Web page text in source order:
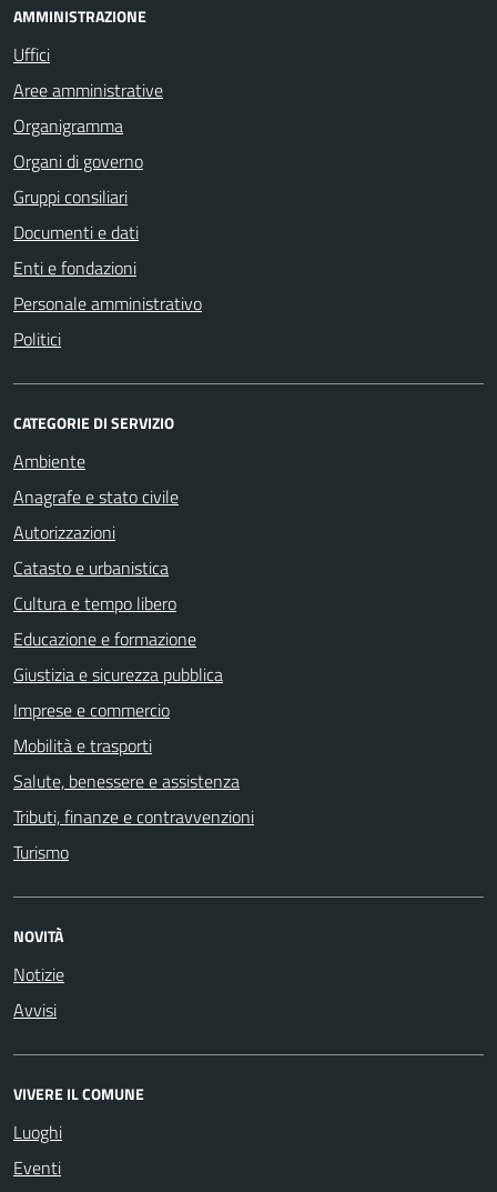
AMMINISTRAZIONE
Uffici
Aree amministrative
Organigramma
Organi di governo
Gruppi consiliari
Documenti e dati
Enti e fondazioni
Personale amministrativo
Politici
CATEGORIE DI SERVIZIO
Ambiente
Anagrafe e stato civile
Autorizzazioni
Catasto e urbanistica
Cultura e tempo libero
Educazione e formazione
Giustizia e sicurezza pubblica
Imprese e commercio
Mobilità e trasporti
Salute, benessere e assistenza
Tributi, finanze e contravvenzioni
Turismo
NOVITÀ
Notizie
Avvisi
VIVERE IL COMUNE
Luoghi
Eventi